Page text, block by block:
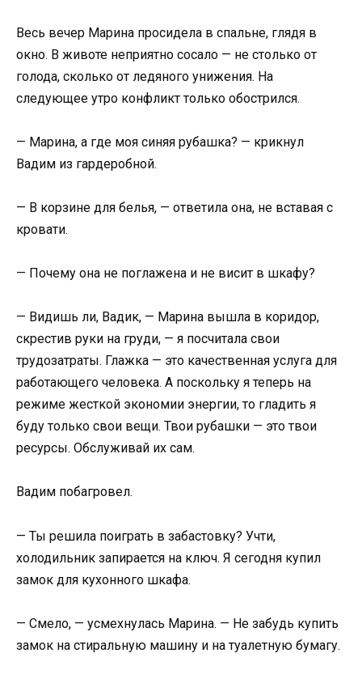
Весь вечер Марина просидела в спальне, глядя в
окно. В животе неприятно сосало — не столько от
голода, сколько от ледяного унижения. На
следующее утро конфликт только обострился.
— Марина, а где моя синяя рубашка? — крикнул
Вадим из гардеробной.
— В корзине для белья, — ответила она, не вставая с
кровати.
— Почему она не поглажена и не висит в шкафу?
— Видишь ли, Вадик, — Марина вышла в коридор,
скрестив руки на груди, — я посчитала свои
трудозатраты. Глажка — это качественная услуга для
работающего человека. А поскольку я теперь на
режиме жесткой экономии энергии, то гладить я
буду только свои вещи. Твои рубашки — это твои
ресурсы. Обслуживай их сам.
Вадим побагровел.
— Ты решила поиграть в забастовку? Учти,
холодильник запирается на ключ. Я сегодня купил
замок для кухонного шкафа.
— Смело, — усмехнулась Марина. — Не забудь купить
замок на стиральную машину и на туалетную бумагу.